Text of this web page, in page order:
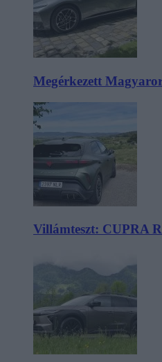
Megérkezett
Villámteszt: CUPRA